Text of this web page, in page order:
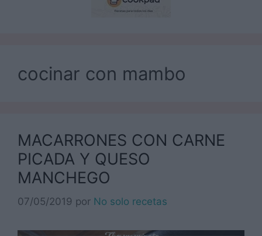
cocinar con mambo
MACARRONES CON CARNE
PICADA Y QUESO
MANCHEGO
07/05/2019 por No solo recetas